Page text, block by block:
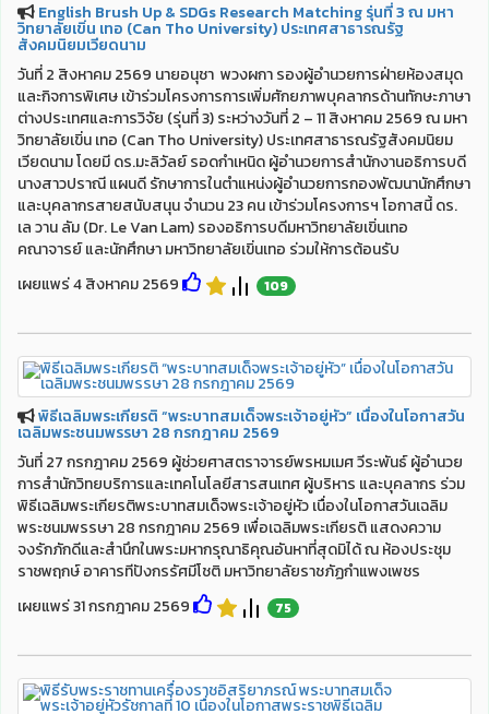
English Brush Up & SDGs Research Matching รุ่นที่ 3 ณ มหา
วิทยาลัยเขิ่น เทอ (Can Tho University) ประเทศสาธารณรัฐ
สังคมนิยมเวียดนาม
วันที่ 2 สิงหาคม 2569 นายอนุชา พวงผกา รองผู้อำนวยการฝ่ายห้องสมุด
และกิจการพิเศษ เข้าร่วมโครงการการเพิ่มศักยภาพบุคลากรด้านทักษะภาษา
ต่างประเทศและการวิจัย (รุ่นที่ 3) ระหว่างวันที่ 2 – 11 สิงหาคม 2569 ณ มหา
วิทยาลัยเขิ่น เทอ (Can Tho University) ประเทศสาธารณรัฐสังคมนิยม
เวียดนาม โดยมี ดร.มะลิวัลย์ รอดกำเหนิด ผู้อำนวยการสำนักงานอธิการบดี
นางสาวปราณี แผนดี รักษาการในตำแหน่งผู้อำนวยการกองพัฒนานักศึกษา
และบุคลากรสายสนับสนุน จำนวน 23 คน เข้าร่วมโครงการฯ โอกาสนี้ ดร.
เล วาน ลัม (Dr. Le Van Lam) รองอธิการบดีมหาวิทยาลัยเขิ่นเทอ
คณาจารย์ และนักศึกษา มหาวิทยาลัยเขิ่นเทอ ร่วมให้การต้อนรับ
เผยแพร่ 4 สิงหาคม 2569
109
พิธีเฉลิมพระเกียรติ “พระบาทสมเด็จพระเจ้าอยู่หัว” เนื่องในโอกาสวัน
เฉลิมพระชนมพรรษา 28 กรกฎาคม 2569
วันที่ 27 กรกฎาคม 2569 ผู้ช่วยศาสตราจารย์พรหมเมศ วีระพันธ์ ผู้อำนวย
การสำนักวิทยบริการและเทคโนโลยีสารสนเทศ ผู้บริหาร และบุคลากร ร่วม
พิธีเฉลิมพระเกียรติพระบาทสมเด็จพระเจ้าอยู่หัว เนื่องในโอกาสวันเฉลิม
พระชนมพรรษา 28 กรกฎาคม 2569 เพื่อเฉลิมพระเกียรติ แสดงความ
จงรักภักดีและสำนึกในพระมหากรุณาธิคุณอันหาที่สุดมิได้ ณ ห้องประชุม
ราชพฤกษ์ อาคารทีปังกรรัศมีโชติ มหาวิทยาลัยราชภัฏกำแพงเพชร
เผยแพร่ 31 กรกฎาคม 2569
75